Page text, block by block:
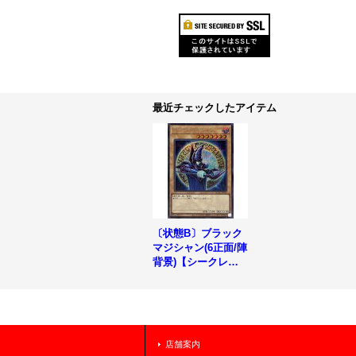
最近チェックしたアイテム
〔状態B〕ブラック
マジシャン(6正面/陣
背景)【シークレッ
店舗案内